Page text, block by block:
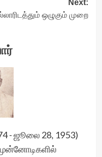
Next:
ஒழுகும் முறை
- ஜூலை 28, 1953)